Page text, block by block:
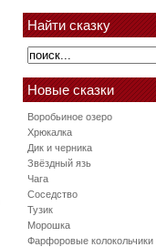
Найти сказку
Новые сказки
Воробьиное озеро
Хрюкалка
Дик и черника
Звёздный язь
Чага
Соседство
Тузик
Морошка
Фарфоровые колокольчики